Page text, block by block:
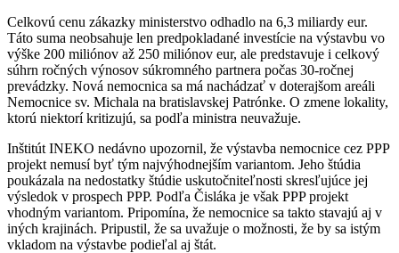
Celkovú cenu zákazky ministerstvo odhadlo na 6,3 miliardy eur.
Táto suma neobsahuje len predpokladané investície na výstavbu vo
výške 200 miliónov až 250 miliónov eur, ale predstavuje i celkový
súhrn ročných výnosov súkromného partnera počas 30-ročnej
prevádzky. Nová nemocnica sa má nachádzať v doterajšom areáli
Nemocnice sv. Michala na bratislavskej Patrónke. O zmene lokality,
ktorú niektorí kritizujú, sa podľa ministra neuvažuje.
Inštitút INEKO nedávno upozornil, že výstavba nemocnice cez PPP
projekt nemusí byť tým najvýhodnejším variantom. Jeho štúdia
poukázala na nedostatky štúdie uskutočniteľnosti skresľujúce jej
výsledok v prospech PPP. Podľa Čisláka je však PPP projekt
vhodným variantom. Pripomína, že nemocnice sa takto stavajú aj v
iných krajinách. Pripustil, že sa uvažuje o možnosti, že by sa istým
vkladom na výstavbe podieľal aj štát.